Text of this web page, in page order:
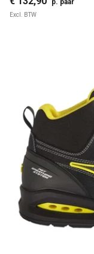
p. paar
Excl. BTW